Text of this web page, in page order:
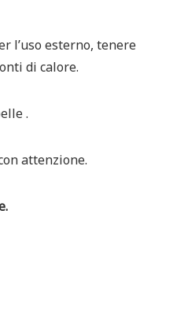
l’uso esterno, tenere
di calore.
.
attenzione.